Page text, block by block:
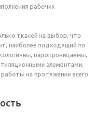
рабочих
тканей на выбор, что
наиболее подходящий по
паропроницаемы,
элементами,
на протяжении всего